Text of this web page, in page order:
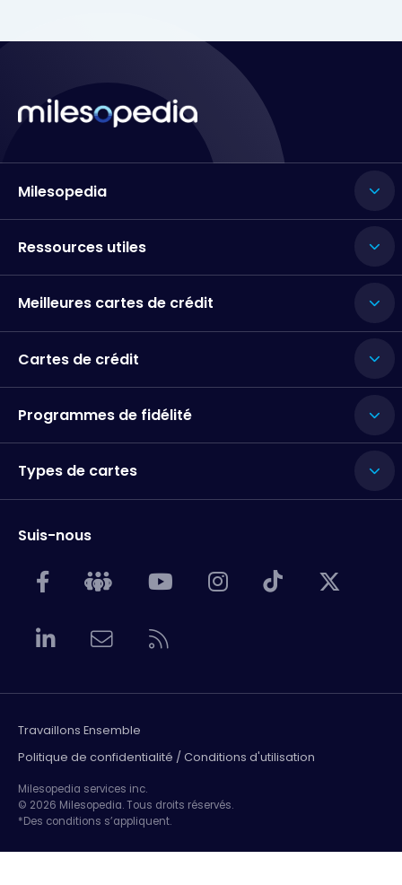
Milesopedia
Ressources utiles
Meilleures cartes de crédit
Cartes de crédit
Programmes de fidélité
Types de cartes
Suis-nous
Travaillons Ensemble
Politique de confidentialité / Conditions d'utilisation
Milesopedia services inc.
© 2026 Milesopedia. Tous droits réservés.
*Des conditions s’appliquent.